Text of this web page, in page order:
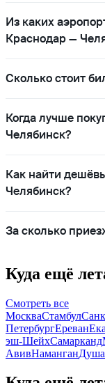
Из каких
Краснодар —
Сколько стоит
Когда лучше
Челябинск?
Как найти
Челябинск?
За сколько
Куда ещё
Смотреть все
МоскваСтамбул
ПетербургЕреван
эш-ШейхСамарканд
АвивНаманган